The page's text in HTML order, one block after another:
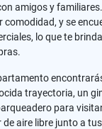
amigos y
y se
lo que te
trayectoria, un
para
aire libre junto a